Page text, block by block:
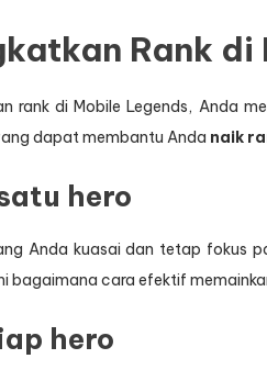
Rank
rank di Mobile Legends, Anda
dapat membantu Anda naik
hero
Anda kuasai dan tetap fokus
bagaimana cara efektif
hero